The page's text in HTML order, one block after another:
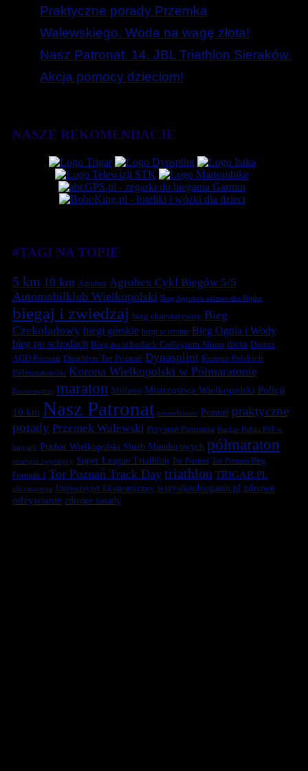
Praktyczne porady Przemka
Walewskiego. Woda na wagę złota!
Nasz Patronat. 14. JBL Triathlon Sieraków.
Akcja pomocy dzieciom!
NASZE REKOMENDACJE
#TAGI NA TOPIE
5 km 10 km Agrobex Agrobex Cykl Biegów 5/5
Automobilklub Wielkopolski Bieg Agrobex zalasewska Piątka
biegaj i zwiedzaj bieg charytatywny Bieg
Czekoladowy biegi górskie biegi w terenie Bieg Ognia i Wody
bieg po schodach Bieg po schodach Collegium Altum dieta Domix
AGD Poznań Duathlon Tor Poznań Dynasplint Korona Polskich
Półmaratonów Korona Wielkopolski w Półmaratonie
Koronawirus maraton Millano Mistrzostwa Wielkopolski Policji
10 km Nasz Patronat nawodnienie Poznań praktyczne
porady Przemek Walewski Przystań Posnania Puchar Polski PSP w
biegach Puchar Wielkopolski Służb Mundurowych półmaraton
strategia zwycięzcy Super League Triathlon Tor Poznań Tor Poznań Bieg
Formuła 1 Tor Poznań Track Day triathlon TRIGAR.PL
ultramaraton Uniwersytet Ekonomiczny wszystkoobieganiu.pl zdrowe
odżywianie zdrowe zasady